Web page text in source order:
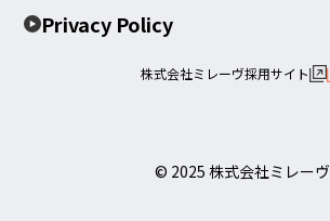
Privacy Policy
株式会社ミレーヴ採用サイト
© 2025 株式会社ミレーヴ